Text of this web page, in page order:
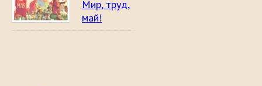
Мир, труд,
май!